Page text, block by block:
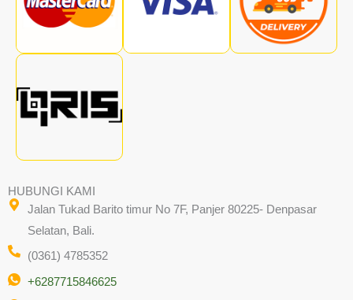
HUBUNGI KAMI
Jalan Tukad Barito timur No 7F, Panjer 80225- Denpasar
Selatan, Bali.
(0361) 4785352
+6287715846625